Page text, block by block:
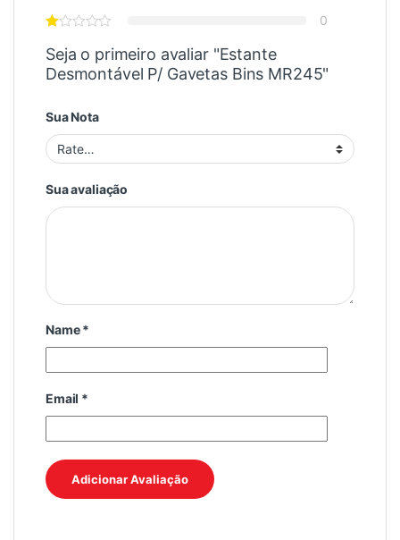
0
Seja o primeiro avaliar "Estante
Desmontável P/ Gavetas Bins MR245"
Sua Nota
Sua avaliação
Name*
Email *